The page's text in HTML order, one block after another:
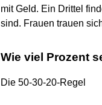
mit Geld. Ein Drittel
sind. Frauen trauen
Wie viel Prozent
Die 50-30-20-Regel